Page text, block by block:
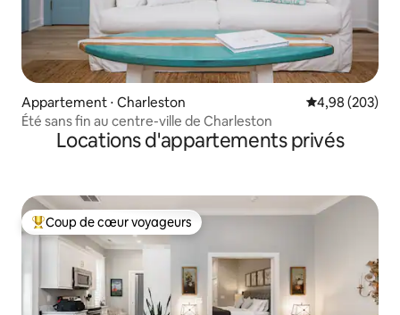
Appartement ⋅ Charleston Évaluation
4,98 (203)
Été sans fin au centre-ville de Charleston
Locations d'appartements privés
Coups de cœur voyageurs les plus appréciés
Coup de cœur voyageurs